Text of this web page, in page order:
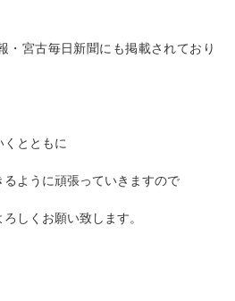
・宮古毎日新聞にも掲載されており
くとともに
ように頑張っていきますので
しくお願い致します。